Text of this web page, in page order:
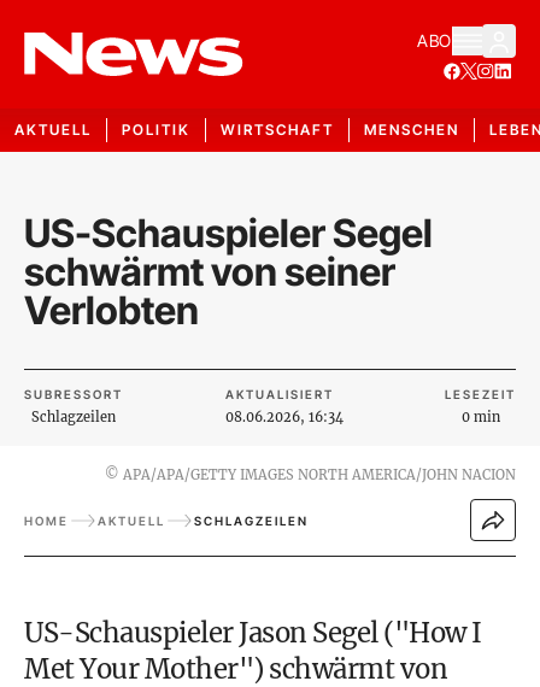
ABO
AKTUELL POLITIK WIRTSCHAFT MENSCHEN
US-Schauspieler Segel
schwärmt von seiner
Verlobten
SUBRESSORT
Schlagzeilen
AKTUALISIERT
08.06.2026, 16:34
LESEZEIT
0 min
© APA/APA/GETTY IMAGES NORTH AMERICA/JOHN NACION
HOME AKTUELL SCHLAGZEILEN
US-Schauspieler Jason Segel ("How I
Met Your Mother") schwärmt von